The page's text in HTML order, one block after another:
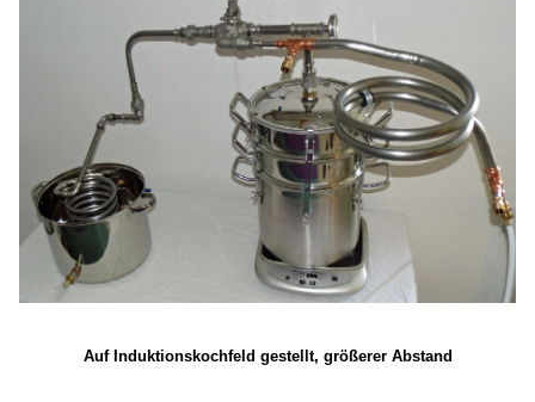
Auf Induktionskochfeld gestellt, größerer Abstand